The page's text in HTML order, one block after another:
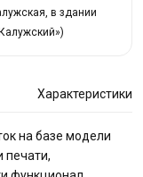
в здании
Характеристики
на базе модели
печати,